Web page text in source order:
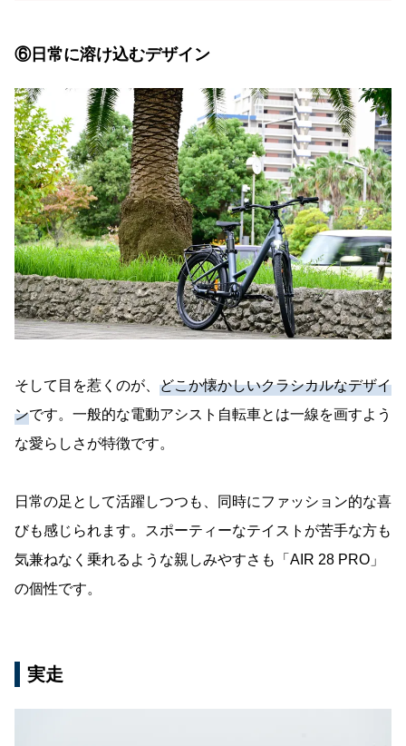
⑥日常に溶け込むデザイン
そして目を惹くのが、 どこか懐かしいクラシカルなデザイ
ンです。一般的な電動アシスト自転車とは一線を画すよう
な愛らしさが特徴です。
日常の足として活躍しつつも、同時にファッション的な喜
びも感じられます。スポーティーなテイストが苦手な方も
気兼ねなく乗れるような親しみやすさも「AIR 28 PRO」
の個性です。
実走